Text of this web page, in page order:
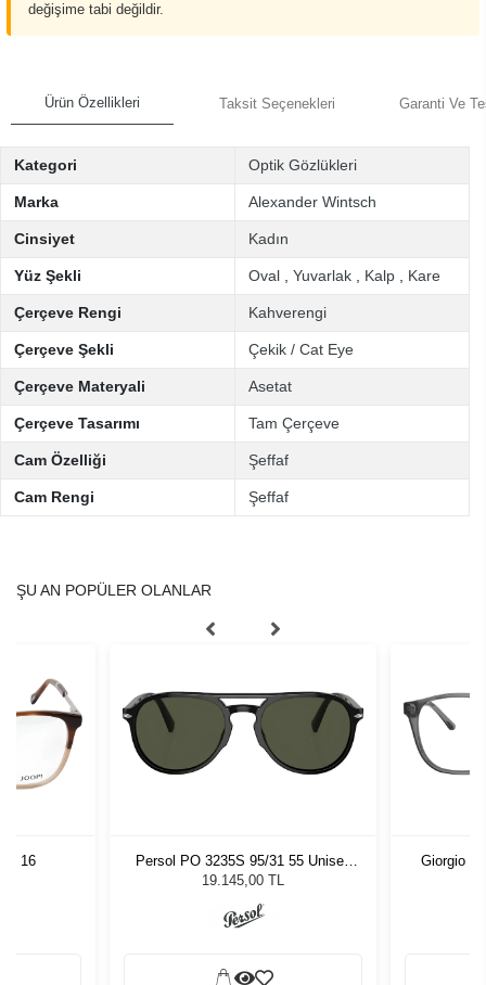
değişime tabi değildir.
Ürün Özellikleri Taksit Seçenekleri Garanti Ve
Kategori Optik Gözlükleri
Marka Alexander Wintsch
Cinsiyet Kadın
Yüz Şekli Oval Yuvarlak Kalp Kare
Çerçeve Rengi Kahverengi
Çerçeve Şekli Çekik / Cat Eye
Çerçeve Materyali Asetat
Çerçeve Tasarımı Tam Çerçeve
Cam Özelliği Şeffaf
Cam Rengi Şeffaf
ŞU AN POPÜLER OLANLAR
16
Persol PO 3235S 95/31 55 Unisex
Güneş Gözlüğü
19.145,00 TL
Giorgio